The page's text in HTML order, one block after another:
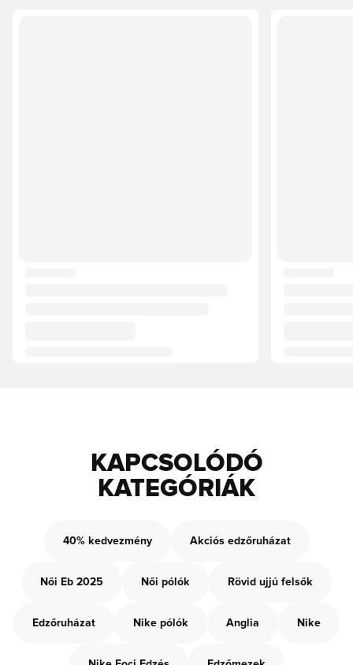
KAPCSOLÓDÓ
KATEGÓRIÁK
40% kedvezmény Akciós edzőruházat
Női Eb 2025 Női pólók Rövid ujjú felsők
Edzőruházat Nike pólók Anglia Nike